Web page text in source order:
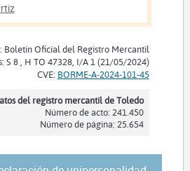
Boletín Oficial del Registro Mercantil
S 8 , H TO 47328, I/A 1 (21/05/2024)
CVE: BORME-A-2024-101-45
del registro mercantil de Toledo
Número de acto: 241.450
Número de página: 25.654